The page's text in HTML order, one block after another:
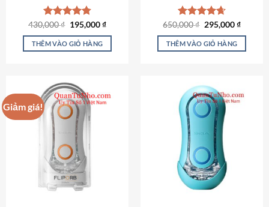
Được xếp
hạng4.78
5 sao
430,000₫ Giá
là:
430,000 ₫.
195,000₫Giá
tại
THÊM VÀO GIỎ HÀNG
Được xếp
hạng4.69
5 sao
650,000₫ Giá
là:
650,000 ₫.
295,000₫Giá
tại
THÊM VÀO GIỎ HÀNG
Giảm giá!